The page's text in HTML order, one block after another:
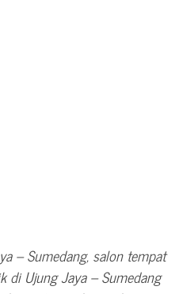
– Sumedang, salon tempat
di Ujung Jaya – Sumedang